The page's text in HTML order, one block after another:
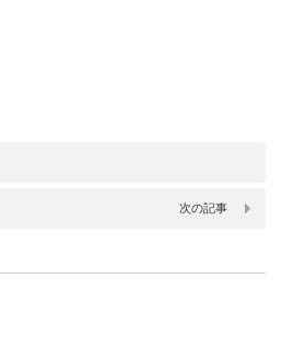
次の記事